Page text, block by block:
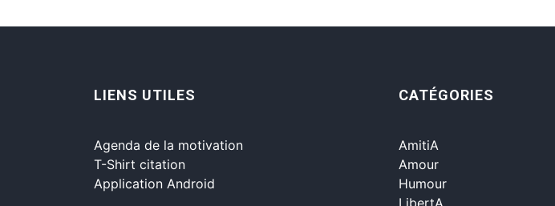
LIENS UTILES
Agenda de la motivation
T-Shirt citation
Application Android
CATÉGORIES
AmitiA
Amour
Humour
LibertA